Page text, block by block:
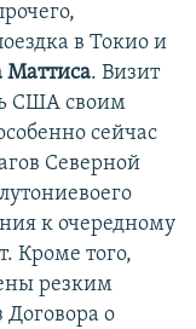
в Токио и
. Визит
США своим
сейчас
Северной
к очередному
Кроме того,
резким
о